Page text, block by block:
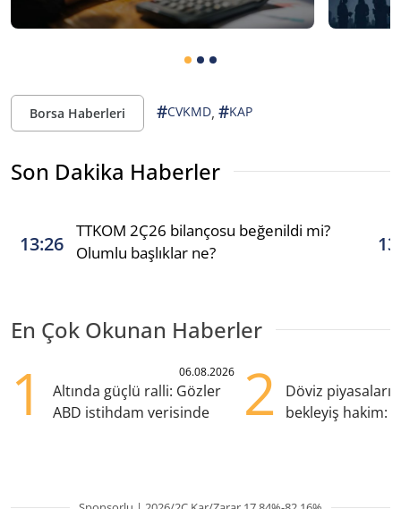
Borsa Haberleri #CVKMD, #KAP
Son Dakika Haberler
13:26
TTKOM 2Ç26 bilançosu beğenildi mi?
Olumlu başlıklar ne?
En Çok Okunan Haberler
1 06.08.2026
Altında güçlü ralli: Gözler
ABD istihdam verisinde
2
Döviz
bekleyiş hakim: